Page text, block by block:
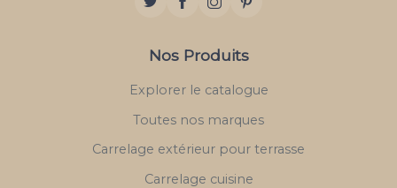
Nos Produits
Explorer le catalogue
Toutes nos marques
Carrelage extérieur pour terrasse
Carrelage cuisine